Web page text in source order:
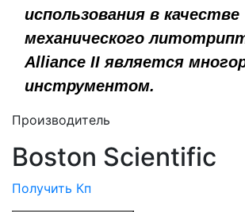
использования в качестве
механического
Alliance II является
инструментом.
Производитель
Boston Scientific
Получить Кп